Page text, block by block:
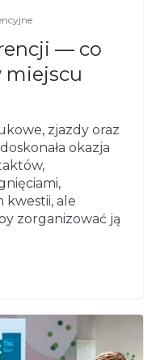
— co
miejscu
zjazdy oraz
okazja
kwestii, ale
zorganizować ją